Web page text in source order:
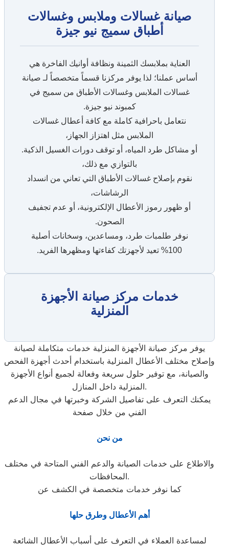
صيانة غسالات وملابس وغسالات
أطباق سميج نيو جيزة
العناية بملابسك الثمينة ونظافة أوانيك الفاخرة هي
أساس عملنا؛ لذا يوفر مركزنا قسماً متخصصاً لـ صيانة
غسالات الملابس وغسالات الأطباق من سميج في
كمبوند نيو جيزة.
نتعامل باحرافية كاملة مع كافة أعطال غسالات
الملابس مثل اهتزاز الجهاز،
أو مشاكل طرد المياه، أو توقف دورات الغسيل الذكية.
بالتوازي مع ذلك،
نقوم بإصلاح غسالات الأطباق التي تعاني من انسداد
الرشاشات،
أو ظهور رموز الأعطال الإلكترونية، أو عدم تجفيف
الصحون.
نوفر طلمبات طرد، ومساعدين، وسخانات أصلية
100% تعيد لأجهزتك كفاءتها ومظهرها الفريد.
خدمات مركز صيانة الأجهزة
المنزلية
يوفر مركز صيانة الأجهزة المنزلية خدمات متكاملة لصيانة
وإصلاح مختلف الأعطال المنزلية باستخدام أحدث أجهزة الفحص
والصيانة، مع توفير حلول سريعة وفعالة لجميع أنواع الأجهزة
المنزلية داخل المنازل.
يمكنك التعرف على تفاصيل الشركة وخبرتها في مجال الدعم
الفني من خلال صفحة
من نحن
والاطلاع على خدمات الصيانة والدعم الفني المتاحة في مختلف
المحافظات.
كما نوفر خدمات متخصصة في الكشف عن
أهم الأعطال وطرق حلها
لمساعدة العملاء في التعرف على أسباب الأعطال الشائعة